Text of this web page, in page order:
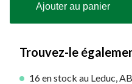
à
Ajouter au panier
Trouvez-le
16 en stock au Leduc, AB